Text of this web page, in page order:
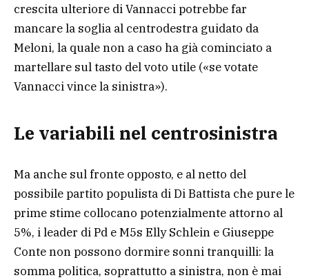
crescita ulteriore di Vannacci potrebbe far
mancare la soglia al centrodestra guidato da
Meloni, la quale non a caso ha già cominciato a
martellare sul tasto del voto utile («se votate
Vannacci vince la sinistra»).
Le variabili nel centrosinistra
Ma anche sul fronte opposto, e al netto del
possibile partito populista di Di Battista che pure le
prime stime collocano potenzialmente attorno al
5%, i leader di Pd e M5s Elly Schlein e Giuseppe
Conte non possono dormire sonni tranquilli: la
somma politica, soprattutto a sinistra, non è mai